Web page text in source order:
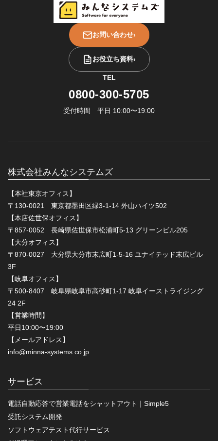
お問い合わせ›
お役立ち資料›
TEL
0800-300-5705
受付時間 平日 10:00〜19:00
株式会社みんなシステムズ
【本社東京オフィス】
〒130-0021 東京都墨田区緑3-1-14 外山ハイツ502
【本店佐世保オフィス】
〒857-0052 長崎県佐世保市松浦町5-13 グリーンビル205
【大分オフィス】
〒870-0027 大分県大分市末広町1-5-16 ユナイテッド末広ビル
3F
【岐阜オフィス】
〒500-8407 岐阜県岐阜市高砂町1-17 岐阜イーストライジング
24 2F
【営業時間】
平日10:00〜19:00
【メールアドレス】
info@minna-systems.co.jp
サービス
電話自動応答で営業電話をシャットアウト｜Simple5
受託システム開発
ソフトウェアテスト代行サービス